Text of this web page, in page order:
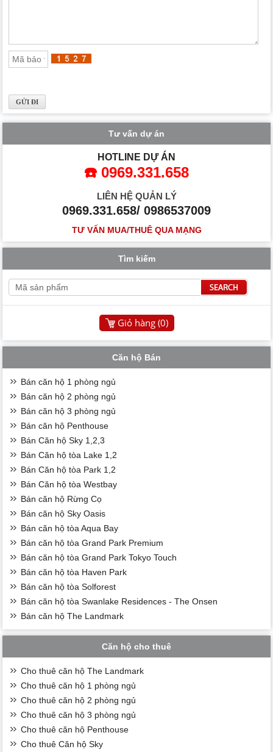
Tư vấn dự án
HOTLINE DỰ ÁN
☎️ 0969.331.658
LIÊN HỆ QUẢN LÝ
0969.331.658/ 0986537009
TƯ VẤN MUA/THUÊ QUA MẠNG
Tìm kiếm
Giỏ hàng (0)
Căn hộ Bán
Bán căn hộ 1 phòng ngủ
Bán căn hộ 2 phòng ngủ
Bán căn hộ 3 phòng ngủ
Bán căn hộ Penthouse
Bán Căn hộ Sky 1,2,3
Bán Căn hộ tòa Lake 1,2
Bán Căn hộ tòa Park 1,2
Bán Căn hộ tòa Westbay
Bán căn hộ Rừng Cọ
Bán căn hộ Sky Oasis
Bán căn hộ tòa Aqua Bay
Bán căn hộ tòa Grand Park Premium
Bán căn hộ tòa Grand Park Tokyo Touch
Bán căn hộ tòa Haven Park
Bán căn hộ tòa Solforest
Bán căn hộ tòa Swanlake Residences - The Onsen
Bán căn hộ The Landmark
Căn hộ cho thuê
Cho thuê căn hộ The Landmark
Cho thuê căn hộ 1 phòng ngủ
Cho thuê căn hộ 2 phòng ngủ
Cho thuê căn hộ 3 phòng ngủ
Cho thuê căn hộ Penthouse
Cho thuê Căn hộ Sky